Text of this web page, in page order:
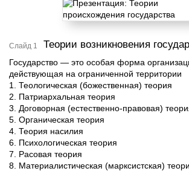
Слайд 1 Теории возникновения
Государство — это особая форма
действующая на ограниченной территории
1. Теологическая (божественная) теория
2. Патриархальная теория
3. Договорная (естественно-правовая)
5. Органическая теория
4. Теория насилия
6. Психологическая теория
7. Расовая теория
8. Материалистическая (марксистская)